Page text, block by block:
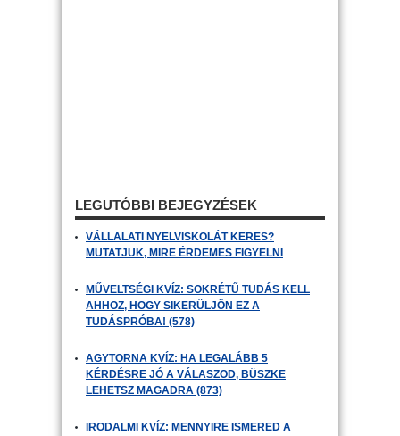
LEGUTÓBBI BEJEGYZÉSEK
VÁLLALATI NYELVISKOLÁT KERES?
MUTATJUK, MIRE ÉRDEMES FIGYELNI
MŰVELTSÉGI KVÍZ: SOKRÉTŰ TUDÁS KELL
AHHOZ, HOGY SIKERÜLJÖN EZ A
TUDÁSPRÓBA! (578)
AGYTORNA KVÍZ: HA LEGALÁBB 5
KÉRDÉSRE JÓ A VÁLASZOD, BÜSZKE
LEHETSZ MAGADRA (873)
IRODALMI KVÍZ: MENNYIRE ISMERED A